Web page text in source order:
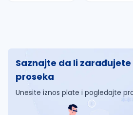
Saznajte da li
proseka
Unesite iznos plate i pogledajte